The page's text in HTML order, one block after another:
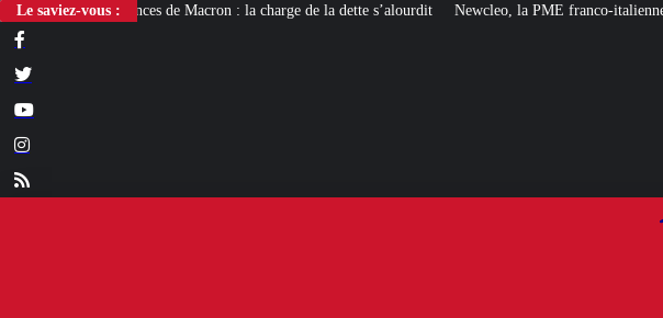
Le saviez-vous :
Macron : la charge de la dette s’alourdit Newcleo, la PME franco-italienne qui mise sur l’avenir du